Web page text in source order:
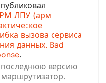
ЛПУ (арм
вызова сервиса
данных. Bad
.
последнюю версию